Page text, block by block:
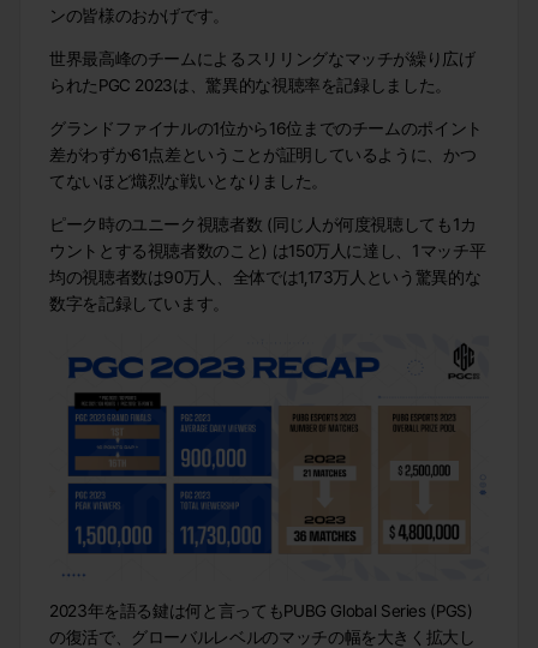
ンの皆様のおかげです。
世界最高峰のチームによるスリリングなマッチが繰り広げ
られたPGC 2023は、驚異的な視聴率を記録しました。
グランドファイナルの1位から16位までのチームのポイント
差がわずか61点差ということが証明しているように、かつ
てないほど熾烈な戦いとなりました。
ピーク時のユニーク視聴者数 (同じ人が何度視聴しても1カ
ウントとする視聴者数のこと) は150万人に達し、1マッチ平
均の視聴者数は90万人、全体では1,173万人という驚異的な
数字を記録しています。
2023年を語る鍵は何と言ってもPUBG Global Series (PGS)
の復活で、グローバルレベルのマッチの幅を大きく拡大し